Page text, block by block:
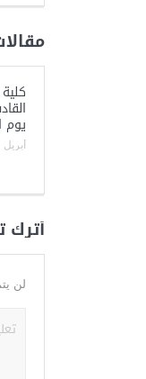
يوم
أبريل 27, 2024
أترك
لن